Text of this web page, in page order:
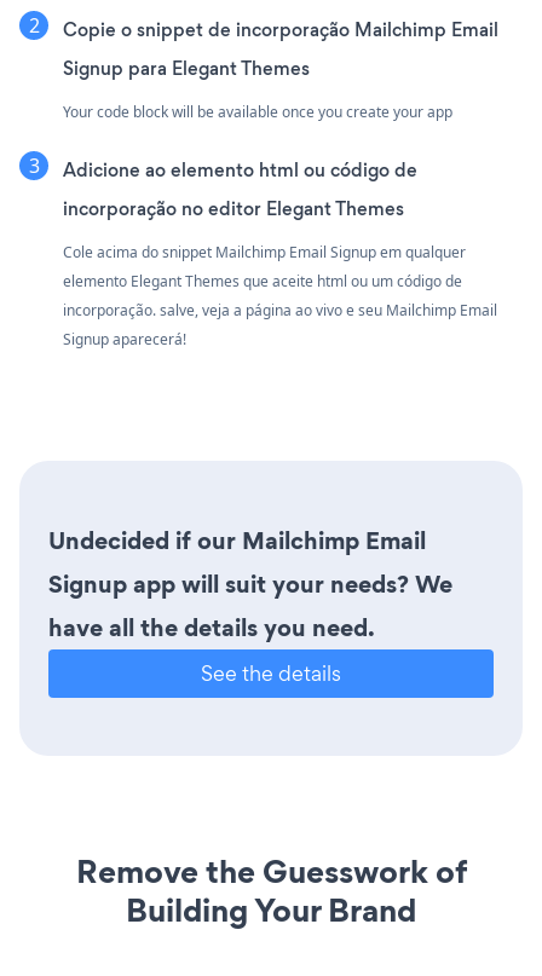
Copie o snippet de incorporação Mailchimp Email
Signup para Elegant Themes
Your code block will be available once you create your app
Adicione ao elemento html ou código de
incorporação no editor Elegant Themes
Cole acima do snippet Mailchimp Email Signup em qualquer
elemento Elegant Themes que aceite html ou um código de
incorporação. salve, veja a página ao vivo e seu Mailchimp Email
Signup aparecerá!
Undecided if our Mailchimp Email
Signup app will suit your needs? We
have all the details you need.
See the details
Remove the Guesswork of
Building Your Brand